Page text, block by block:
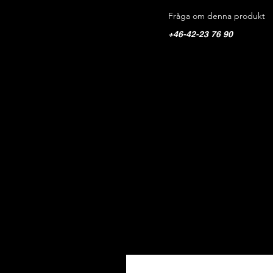
Fråga om denna produkt
+46-42-23 76 90